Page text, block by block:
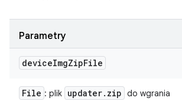
Parametry
deviceImgZipFile
File : plik updater. zip do wgrania